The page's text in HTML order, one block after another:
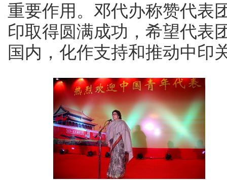
重要作用。邓代办称赞代表
印取得圆满成功，希望代表
国内，化作支持和推动中印